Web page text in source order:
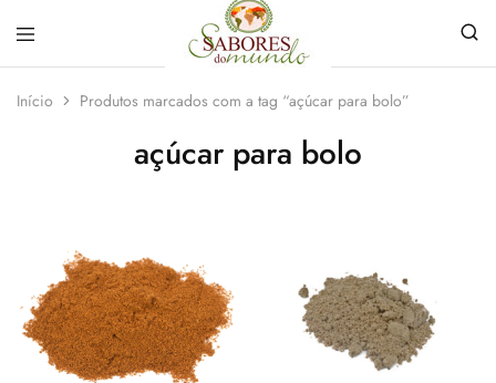
do
Mundo
loja
de
Especiarias
Início Produtos marcados com a tag “açúcar para bolo”
açúcar para bolo